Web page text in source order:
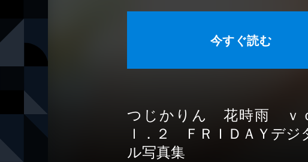
今すぐ読む
つじかりん 花時雨 ｖ
ｌ．２ ＦＲＩＤＡＹデジ
ル写真集